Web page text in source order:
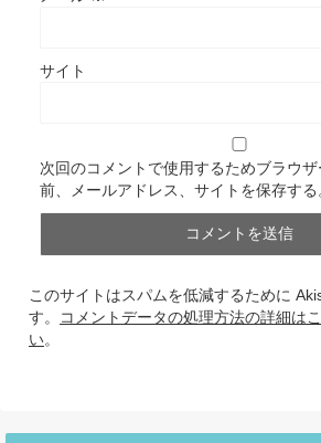
サイト
次回のコメントで使用するためブラウ
前、メールアドレス、サイトを保存する
このサイトはスパムを低減するために
す。
コメントデータの処理方法の詳細は
い。